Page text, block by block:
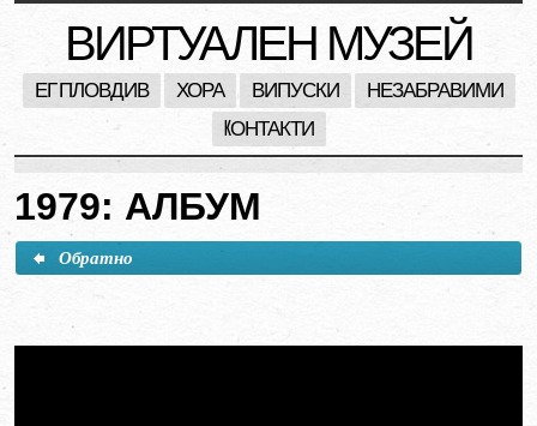
ВИРТУАЛЕН МУЗЕЙ
ЕГ ПЛОВДИВ ХОРА ВИПУСКИ
НЕЗАБРАВИМИ
KОНТАКТИ
1979: АЛБУМ
Обратно